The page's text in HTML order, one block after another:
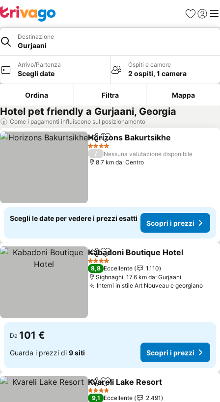
PreferitiAccedi
Destinazione
Gurjaani
Arrivo/Partenza
Scegli date
Ospiti e camere
2 ospiti, 1 camera
Ordina Filtra Mappa
Hotel pet friendly a Gurjaani, Georgia
Come i pagamenti influiscono sul posizionamento
CondividiAggiungi ai preferiti
Horizons Bakurtsikhe
4 Stelle
/
Nessuna valutazione disponibile
8.7 km da: Centro
Scegli le date per vedere i prezzi esatti
Scopri i prezzi
CondividiAggiungi ai preferiti
Kabadoni Boutique Hotel
4 Stelle
8,8 Eccellente
1.110
Sighnaghi, 17.6 km da: Gurjaani
Interni in stile Art Nouveau e georgiano
Da 101 €
Guarda i prezzi di 9 siti Scopri i prezzi
CondividiAggiungi ai preferiti
Kvareli Lake Resort
4 Stelle
9,1 Eccellente
2.491